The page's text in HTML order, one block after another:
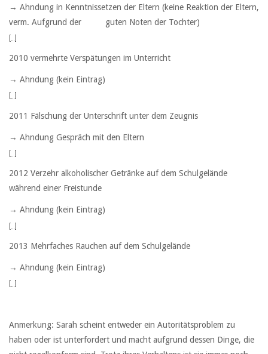
→ Ahndung in Kenntnissetzen der Eltern (keine Reaktion der Eltern,
verm. Aufgrund der guten Noten der Tochter)
[…]
2010 vermehrte Verspätungen im Unterricht
→ Ahndung (kein Eintrag)
[…]
2011 Fälschung der Unterschrift unter dem Zeugnis
→ Ahndung Gespräch mit den Eltern
[…]
2012 Verzehr alkoholischer Getränke auf dem Schulgelände
während einer Freistunde
→ Ahndung (kein Eintrag)
[…]
2013 Mehrfaches Rauchen auf dem Schulgelände
→ Ahndung (kein Eintrag)
[…]
Anmerkung: Sarah scheint entweder ein Autoritätsproblem zu
haben oder ist unterfordert und macht aufgrund dessen Dinge, die